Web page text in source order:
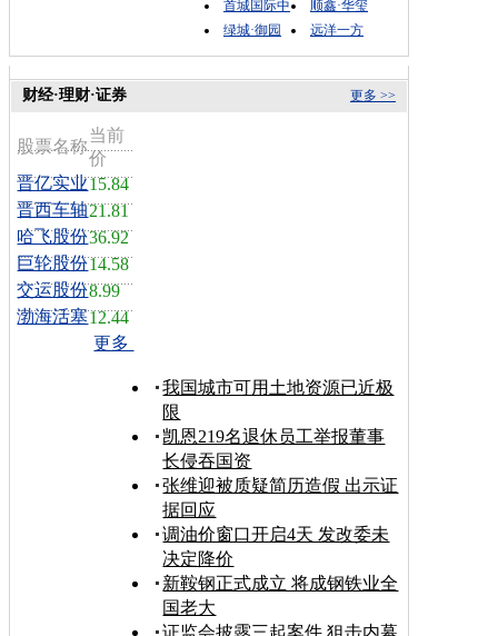
首城国际中
顺鑫·华玺
绿城·御园
远洋一方
更多 >>
财经·理财·证券
股票名称
当前
价
晋亿实业15.84
晋西车轴21.81
哈飞股份36.92
巨轮股份14.58
交运股份8.99
渤海活塞12.44
更多
我国城市可用土地资源已近极
限
凯恩219名退休员工举报董事
长侵吞国资
张维迎被质疑简历造假 出示证
据回应
调油价窗口开启4天 发改委未
决定降价
新鞍钢正式成立 将成钢铁业全
国老大